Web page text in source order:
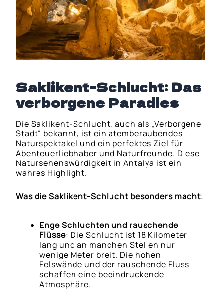
Saklikent-Schlucht: Das
verborgene Paradies
Die Saklikent-Schlucht, auch als „Verborgene
Stadt“ bekannt, ist ein atemberaubendes
Naturspektakel und ein perfektes Ziel für
Abenteuerliebhaber und Naturfreunde. Diese
Natursehenswürdigkeit in Antalya ist ein
wahres Highlight.
Was die Saklikent-Schlucht besonders macht:
Enge Schluchten und rauschende
Flüsse: Die Schlucht ist 18 Kilometer
lang und an manchen Stellen nur
wenige Meter breit. Die hohen
Felswände und der rauschende Fluss
schaffen eine beeindruckende
Atmosphäre.